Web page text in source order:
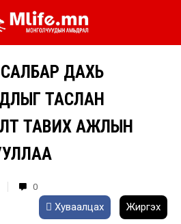
ДАХЬ
ТАСЛАН
ТАВИХ АЖЛЫН
0
Хуваалцах Жиргэх